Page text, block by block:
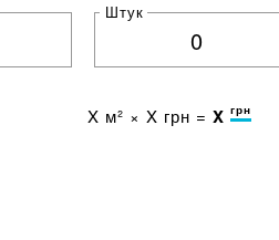
Штук
X м² × X грн = X грн